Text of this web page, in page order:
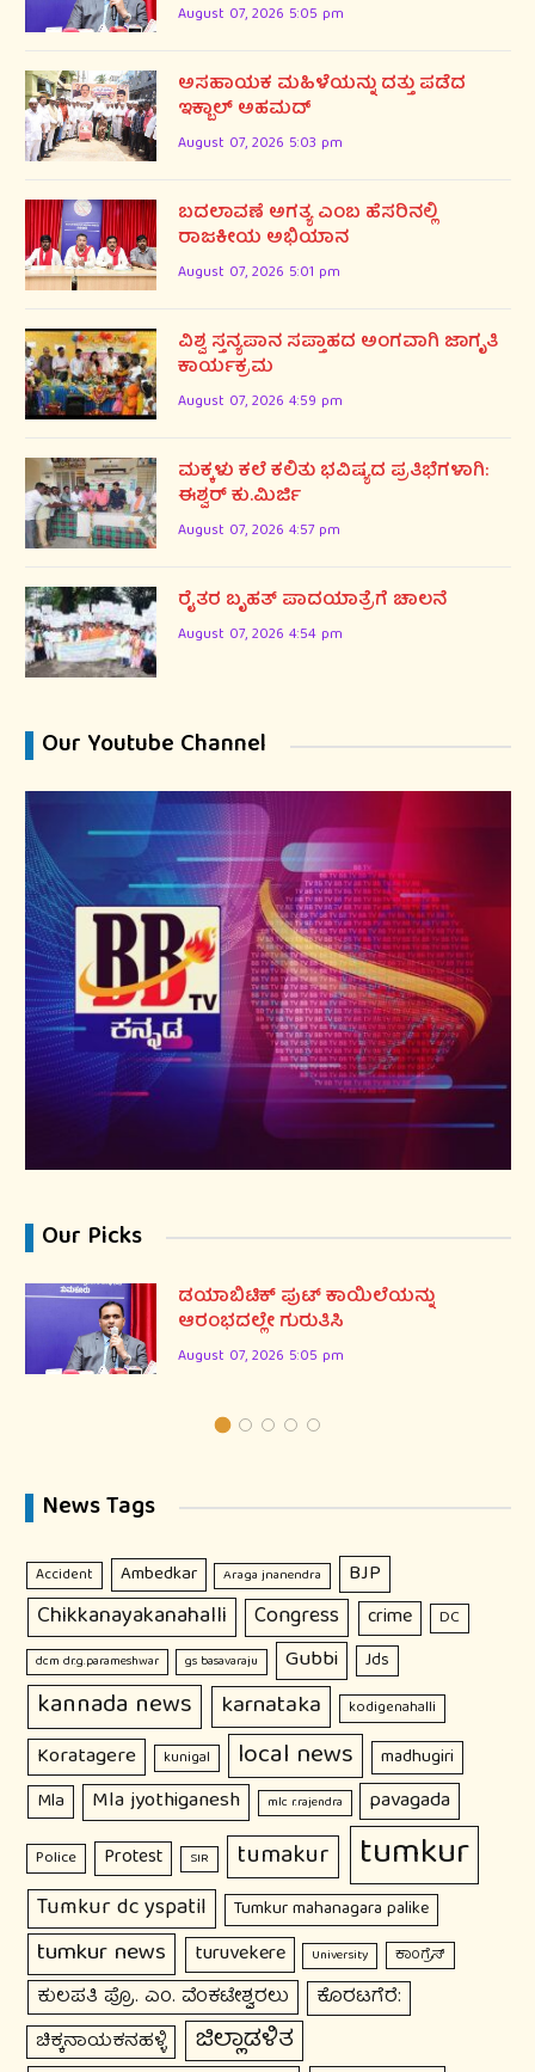
August 07, 2026 5:05 pm
ಅಸಹಾಯಕ ಮಹಿಳೆಯನ್ನು ದತ್ತು ಪಡೆದ
ಇಕ್ಬಾಲ್ ಅಹಮದ್
August 07, 2026 5:03 pm
ಬದಲಾವಣೆ ಅಗತ್ಯ ಎಂಬ ಹೆಸರಿನಲ್ಲಿ
ರಾಜಕೀಯ ಅಭಿಯಾನ
August 07, 2026 5:01 pm
ವಿಶ್ವ ಸ್ತನ್ಯಪಾನ ಸಪ್ತಾಹದ ಅಂಗವಾಗಿ ಜಾಗೃತಿ
ಕಾರ್ಯಕ್ರಮ
August 07, 2026 4:59 pm
ಮಕ್ಕಳು ಕಲೆ ಕಲಿತು ಭವಿಷ್ಯದ ಪ್ರತಿಭೆಗಳಾಗಿ:
ಈಶ್ವರ್ ಕು.ಮಿರ್ಜಿ
August 07, 2026 4:57 pm
ರೈತರ ಬೃಹತ್ ಪಾದಯಾತ್ರೆಗೆ ಚಾಲನೆ
August 07, 2026 4:54 pm
Our Youtube Channel
Our Picks
ಡಯಾಬಿಟಿಕ್ ಪುಟ್ ಕಾಯಿಲೆಯನ್ನು
ಆರಂಭದಲ್ಲೇ ಗುರುತಿಸಿ
August 07, 2026 5:05 pm
News Tags
Accident Ambedkar Araga jnanendra BJP
Chikkanayakanahalli Congress crime DC
dcm dr.g.parameshwar gs basavaraju Gubbi Jds
kannada news karnataka kodigenahalli
Koratagere kunigal local news madhugiri
Mla Mla jyothiganesh mlc r.rajendra pavagada
Police Protest SIR tumakur tumkur
Tumkur dc yspatil Tumkur mahanagara palike
tumkur news turuvekere University ಕಾಂಗ್ರೆಸ್
ಕುಲಪತಿ ಪ್ರೊ. ಎಂ. ವೆಂಕಟೇಶ್ವರಲು ಕೊರಟಗೆರೆ:
ಚಿಕ್ಕನಾಯಕನಹಳ್ಳಿ ಜಿಲ್ಲಾಡಳಿತ